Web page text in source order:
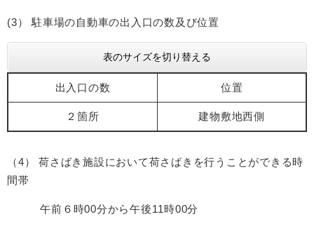
(3） 駐車場の自動車の出入口の数及び位置
表のサイズを切り替える
出入口の数 位置
２箇所 建物敷地西側
（4） 荷さばき施設において荷さばきを行うことができる時
間帯
午前６時00分から午後11時00分